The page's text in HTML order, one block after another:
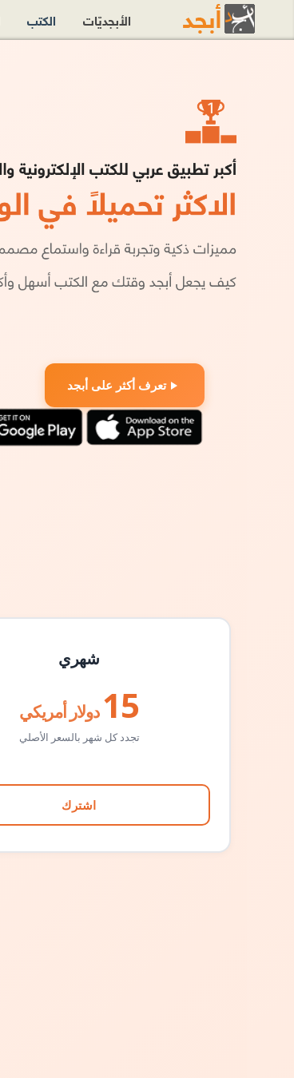
تعرف أكثر على أبجد
شهري
15 دولار أمريكي
تجدد كل شهر بالسعر الأصلي
اشترك
الأبجديّات الكتب